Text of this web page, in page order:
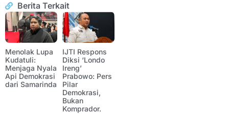
Berita Terkait
Menolak Lupa
Kudatuli:
Menjaga Nyala
Api Demokrasi
dari Samarinda
IJTI Respons
Diksi ‘Londo
Ireng’
Prabowo: Pers
Pilar
Demokrasi,
Bukan
Komprador.